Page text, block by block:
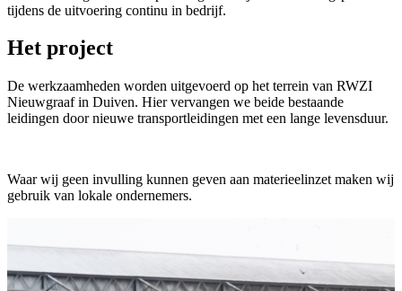
tijdens de uitvoering continu in bedrijf.
Het project
De werkzaamheden worden uitgevoerd op het terrein van RWZI
Nieuwgraaf in Duiven. Hier vervangen we beide bestaande
leidingen door nieuwe transportleidingen met een lange levensduur.
Waar wij geen invulling kunnen geven aan materieelinzet maken wij
gebruik van lokale ondernemers.